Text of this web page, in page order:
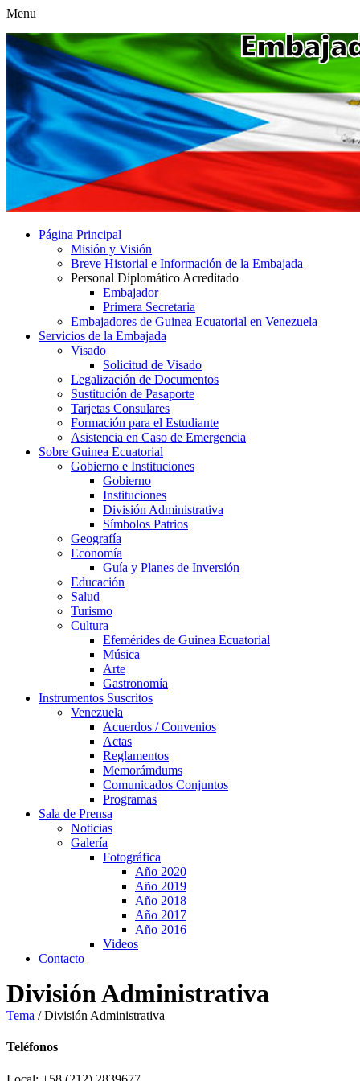
Menu
Página Principal
Misión y Visión
Breve Historial e Información de la Embajada
Personal Diplomático Acreditado
Embajador
Primera Secretaria
Embajadores de Guinea Ecuatorial en Venezuela
Servicios de la Embajada
Visado
Solicitud de Visado
Legalización de Documentos
Sustitución de Pasaporte
Tarjetas Consulares
Formación para el Estudiante
Asistencia en Caso de Emergencia
Sobre Guinea Ecuatorial
Gobierno e Instituciones
Gobierno
Instituciones
División Administrativa
Símbolos Patrios
Geografía
Economía
Guía y Planes de Inversión
Educación
Salud
Turismo
Cultura
Efemérides de Guinea Ecuatorial
Música
Arte
Gastronomía
Instrumentos Suscritos
Venezuela
Acuerdos / Convenios
Actas
Reglamentos
Memorámdums
Comunicados Conjuntos
Programas
Sala de Prensa
Noticias
Galería
Fotográfica
Año 2020
Año 2019
Año 2018
Año 2017
Año 2016
Videos
Contacto
División Administrativa
Tema /División Administrativa
Teléfonos